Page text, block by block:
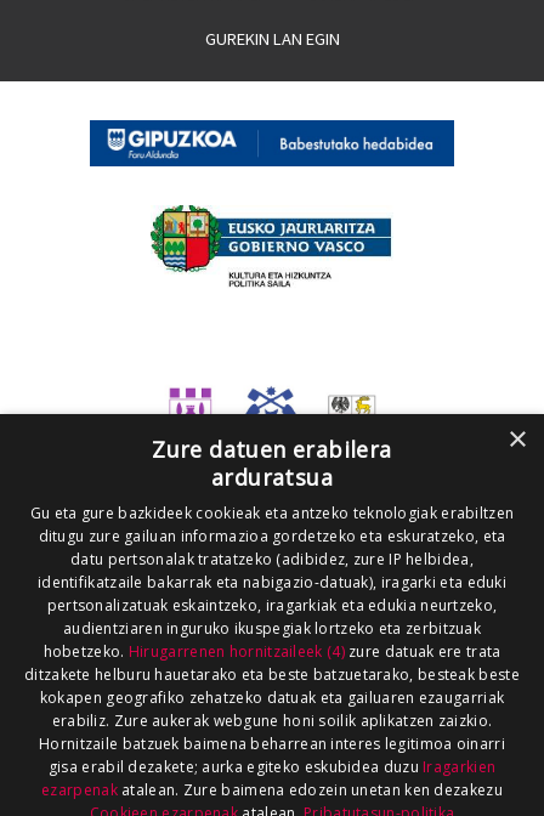
GUREKIN LAN EGIN
×
Zure datuen erabilera
arduratsua
Gu eta gure bazkideek cookieak eta antzeko teknologiak erabiltzen
ditugu zure gailuan informazioa gordetzeko eta eskuratzeko, eta
datu pertsonalak tratatzeko (adibidez, zure IP helbidea,
identifikatzaile bakarrak eta nabigazio-datuak), iragarki eta eduki
pertsonalizatuak eskaintzeko, iragarkiak eta edukia neurtzeko,
audientziaren inguruko ikuspegiak lortzeko eta zerbitzuak
hobetzeko. Hirugarrenen hornitzaileek (4)zure datuak ere trata
ditzakete helburu hauetarako eta beste batzuetarako, besteak beste
kokapen geografiko zehatzeko datuak eta gailuaren ezaugarriak
erabiliz. Zure aukerak webgune honi soilik aplikatzen zaizkio.
Hornitzaile batzuek baimena beharrean interes legitimoa oinarri
gisa erabil dezakete; aurka egiteko eskubidea duzu Iragarkien
ezarpenakatalean. Zure baimena edozein unetan ken dezakezu